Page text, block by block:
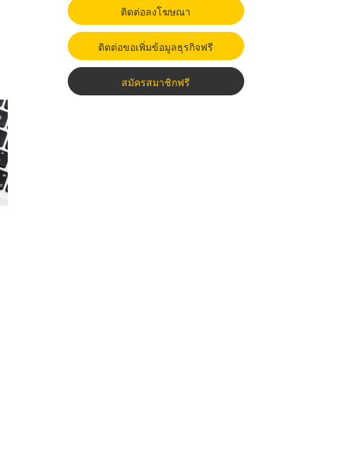
ติดต่อลงโฆษณา
ติดต่อขอเพิ่มข้อมูลธุรกิจฟรี
สมัครสมาชิกฟรี